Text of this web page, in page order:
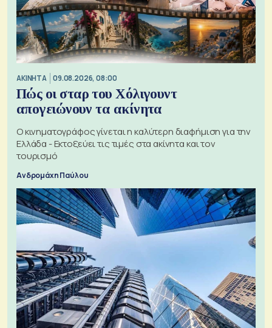
ΑΚΙΝΗΤΑ 09.08.2026, 08:00
Πώς οι σταρ του Χόλιγουντ
απογειώνουν τα ακίνητα
Ο κινηματογράφος γίνεται η καλύτερη διαφήμιση για την
Ελλάδα - Εκτοξεύει τις τιμές στα ακίνητα και τον
τουρισμό
Ανδρομάχη Παύλου